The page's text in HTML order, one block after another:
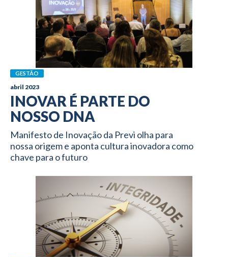
GESTÃO
abril 2023
INOVAR É PARTE DO
NOSSO DNA
Manifesto de Inovação da Previ olha para
nossa origem e aponta cultura inovadora como
chave para o futuro